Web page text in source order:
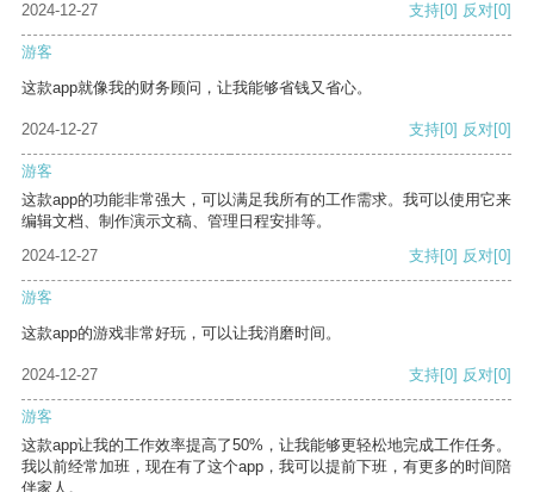
2024-12-27
支持[0] 反对[0]
游客
这款app就像我的财务顾问，让我能够省钱又省心。
2024-12-27 支持[0] 反对[0]
游客
这款app的功能非常强大，可以满足我所有的工作需求。我可以使用它来
编辑文档、制作演示文稿、管理日程安排等。
2024-12-27
支持[0] 反对[0]
游客
这款app的游戏非常好玩，可以让我消磨时间。
2024-12-27 支持[0] 反对[0]
游客
这款app让我的工作效率提高了50%，让我能够更轻松地完成工作任务。
我以前经常加班，现在有了这个app，我可以提前下班，有更多的时间陪
伴家人。